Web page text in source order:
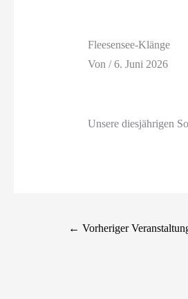
Fleesensee-Klänge
Von /6. Juni 2026
Unsere diesjährigen
← Vorheriger